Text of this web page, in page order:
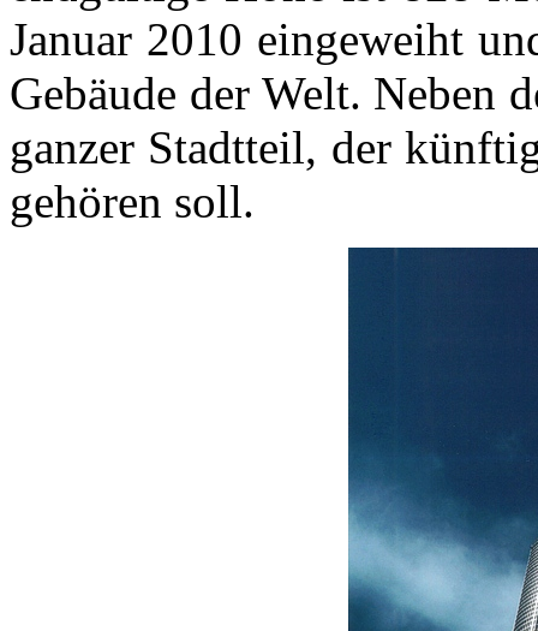
Januar 2010 eingeweiht
Gebäude der Welt. Neben
ganzer Stadtteil, der
gehören soll.